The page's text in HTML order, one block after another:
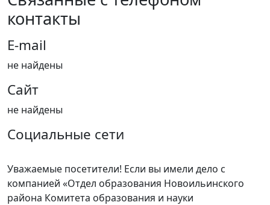
контакты
E-mail
не найдены
Сайт
не найдены
Социальные сети
Уважаемые посетители! Если вы имели дело с
компанией «Отдел образования Новоильинского
района Комитета образования и науки